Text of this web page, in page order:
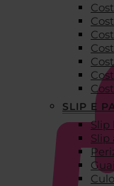
SLIP E
Slip
Slip